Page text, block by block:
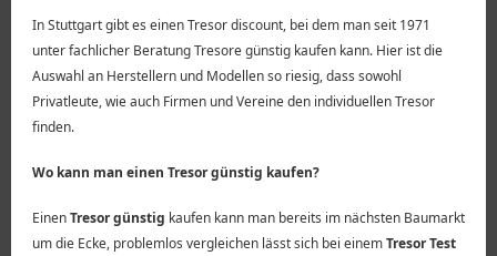
In Stuttgart gibt es einen Tresor discount, bei dem man seit 1971
unter fachlicher Beratung Tresore günstig kaufen kann. Hier ist die
Auswahl an Herstellern und Modellen so riesig, dass sowohl
Privatleute, wie auch Firmen und Vereine den individuellen Tresor
finden.
Wo kann man einen Tresor günstig kaufen?
EinenTresor günstig kaufen kann man bereits im nächsten Baumarkt
um die Ecke, problemlos vergleichen lässt sich bei einemTresor Test